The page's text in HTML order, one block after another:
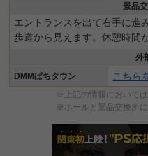
景品
エントランスを出て右手に進
歩道から見えます。休憩時間
外
DMMぱちタウン
こちら
※上記の情報において
※ホールと景品交換所